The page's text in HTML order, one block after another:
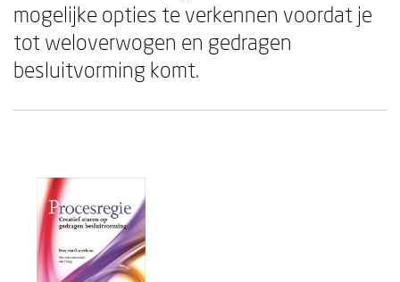
mogelijke opties te verkennen voordat je
tot weloverwogen en gedragen
besluitvorming komt.